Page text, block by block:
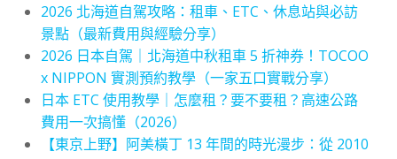
2026 北海道自駕攻略：租車、ETC、休息站與必訪
景點（最新費用與經驗分享）
2026 日本自駕｜北海道中秋租車 5 折神券！TOCOO
x NIPPON 實測預約教學（一家五口實戰分享）
日本 ETC 使用教學｜怎麼租？要不要租？高速公路
費用一次搞懂（2026）
【東京上野】阿美橫丁 13 年間的時光漫步：從 2010